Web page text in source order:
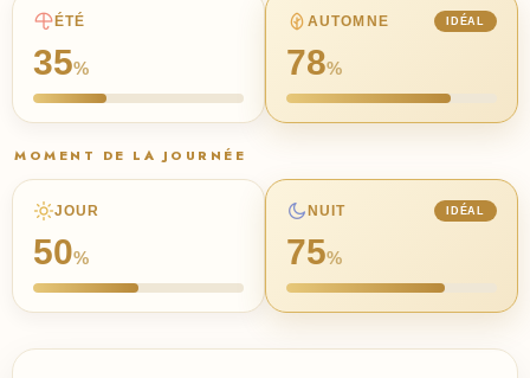
ÉTÉ
35%
AUTOMNE IDÉAL
78%
MOMENT DE LA JOURNÉE
JOUR
50%
NUIT IDÉAL
75%